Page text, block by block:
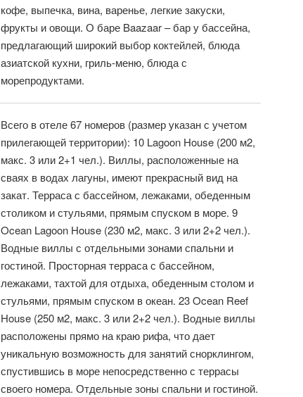
кофе, выпечка, вина, варенье, легкие закуски,
фрукты и овощи. О баре Baazaar – бар у бассейна,
предлагающий широкий выбор коктейлей, блюда
азиатской кухни, гриль-меню, блюда с
морепродуктами.
Всего в отеле 67 номеров (размер указан с учетом
прилегающей территории): 10 Lagoon House (200 м2,
макс. 3 или 2+1 чел.). Виллы, расположенные на
сваях в водах лагуны, имеют прекрасный вид на
закат. Терраса с бассейном, лежаками, обеденным
столиком и стульями, прямым спуском в море. 9
Ocean Lagoon House (230 м2, макс. 3 или 2+2 чел.).
Водные виллы с отдельными зонами спальни и
гостиной. Просторная терраса с бассейном,
лежаками, тахтой для отдыха, обеденным столом и
стульями, прямым спуском в океан. 23 Ocean Reef
House (250 м2, макс. 3 или 2+2 чел.). Водные виллы
расположены прямо на краю рифа, что дает
уникальную возможность для занятий снорклингом,
спустившись в море непосредственно с террасы
своего номера. Отдельные зоны спальни и гостиной.